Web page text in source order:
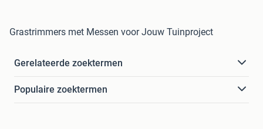
Grastrimmers met Messen voor Jouw Tuinproject
Gerelateerde zoektermen
Populaire zoektermen